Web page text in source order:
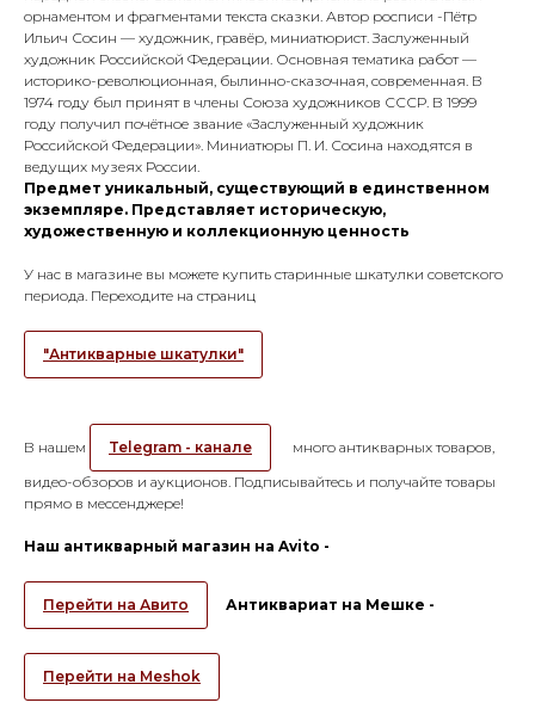
орнаментом и фрагментами текста сказки. Автор росписи -Пётр
Ильич Сосин — художник, гравёр, миниатюрист. Заслуженный
художник Российской Федерации. Основная тематика работ —
историко-революционная, былинно-сказочная, современная. В
1974 году был принят в члены Союза художников СССР. В 1999
году получил почётное звание «Заслуженный художник
Российской Федерации». Миниатюры П. И. Сосина находятся в
ведущих музеях России.
Предмет уникальный, существующий в единственном
экземпляре. Представляет историческую,
художественную и коллекционную ценность
У нас в магазине вы можете купить старинные шкатулки советского
периода. Переходите на страниц
"Антикварные шкатулки"
В нашем Telegram - канале
много антикварных товаров,
видео-обзоров и аукционов. Подписывайтесь и получайте товары
прямо в мессенджере!
Наш антикварный магазин на Avito -
Перейти на Авито Антиквариат на Мешке -
Перейти на Meshok